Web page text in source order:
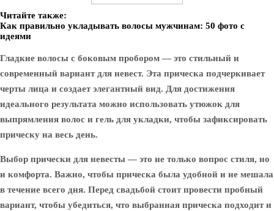
Читайте также:
Как правильно укладывать волосы мужчинам: 50 фото с
идеями
Гладкие волосы с боковым пробором — это стильный и
современный вариант для невест. Эта прическа подчеркивает
черты лица и создает элегантный вид. Для достижения
идеального результата можно использовать утюжок для
выпрямления волос и гель для укладки, чтобы зафиксировать
прическу на весь день.
Выбор прически для невесты — это не только вопрос стиля, но
и комфорта. Важно, чтобы прическа была удобной и не мешала
в течение всего дня. Перед свадьбой стоит провести пробный
вариант, чтобы убедиться, что выбранная прическа подходит и